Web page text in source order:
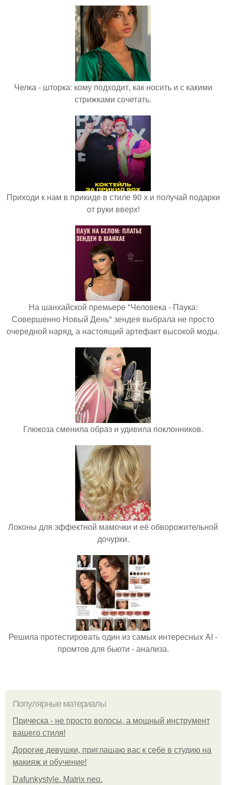
Челка - шторка: кому подходит, как носить и с какими
стрижками сочетать.
Приходи к нам в прикиде в стиле 90 х и получай подарки
от руки вверх!
На шанхайской премьере "Человека - Паука:
Совершенно Новый День" зендея выбрала не просто
очередной наряд, а настоящий артефакт высокой моды.
Глюкоза сменила образ и удивила поклонников.
Локоны для эффектной мамочки и её обворожительной
дочурки.
Решила протестировать один из самых интересных AI -
промтов для бьюти - анализа.
Популярные материалы
Прическа - не просто волосы, а мощный инструмент
вашего стиля!
Дорогие девушки, приглашаю вас к себе в студию на
макияж и обучение!
Dafunkystyle. Matrix neo.